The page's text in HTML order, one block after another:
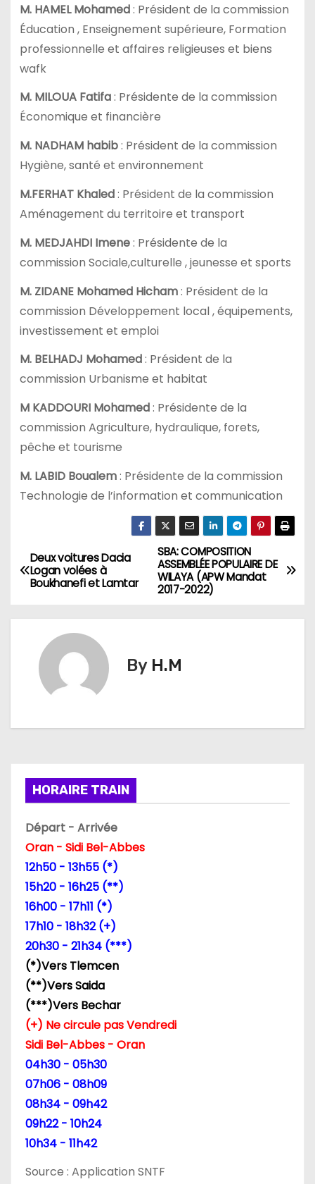
M. HAMEL Mohamed: Président de la commission
Éducation , Enseignement supérieure, Formation
professionnelle et affaires religieuses et biens
wafk
M. MILOUA Fatifa: Présidente de la commission
Économique et financière
M. NADHAM habib: Président de la commission
Hygiène, santé et environnement
M.FERHAT Khaled: Président de la commission
Aménagement du territoire et transport
M. MEDJAHDI Imene: Présidente de la
commission Sociale,culturelle , jeunesse et sports
M. ZIDANE Mohamed Hicham: Président de la
commission Développement local , équipements,
investissement et emploi
M. BELHADJ Mohamed: Président de la
commission Urbanisme et habitat
M KADDOURI Mohamed: Présidente de la
commission Agriculture, hydraulique, forets,
pêche et tourisme
M. LABID Boualem: Présidente de la commission
Technologie de l’information et communication
N
a
v
t
o
n
d
e
a
r
t
c
e
SBA: COMPOSITION
ASSEMBLÉE POPULAIRE DE
WILAYA (APW Mandat
2017-2022)
Deux voitures Dacia
Logan volées à
Boukhanefi et Lamtar
By H.M
HORAIRE TRAIN
Départ - Arrivée
Oran - Sidi Bel-Abbes
12h50 - 13h55 (*)
15h20 - 16h25 (**)
16h00 - 17h11 (*)
17h10 - 18h32 (+)
20h30 - 21h34 (***)
(*)Vers Tlemcen
(**)Vers Saida
(***)Vers Bechar
(+) Ne circule pas Vendredi
Sidi Bel-Abbes - Oran
04h30 - 05h30
07h06 - 08h09
08h34 - 09h42
09h22 - 10h24
10h34 - 11h42
Source : Application SNTF